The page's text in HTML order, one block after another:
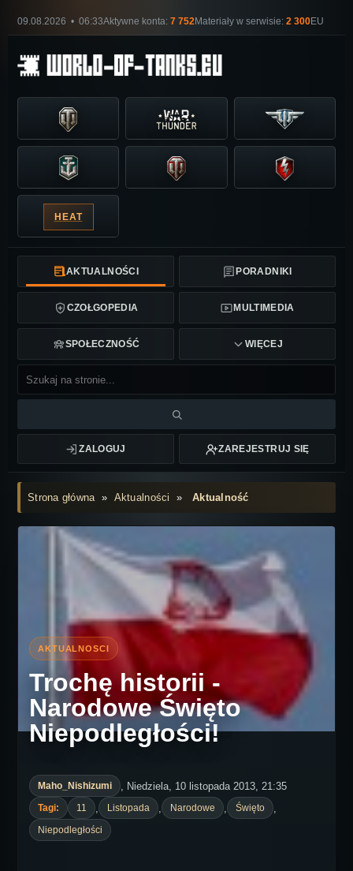
09.08.2026 • 06:33Aktywne konta: 7 752Materiały w serwisie: 2 300EU
HEAT
AKTUALNOŚCI PORADNIKI
CZOŁGOPEDIA MULTIMEDIA
SPOŁECZNOŚĆ WIĘCEJ
ZALOGUJ ZAREJESTRUJ SIĘ
Strona główna» Aktualności »Aktualność
Trochę historii -
Narodowe Święto
Niepodległości!
Maho_Nishizumi , Niedziela, 10 listopada 2013, 21:35
Tagi: 11 Listopada Narodowe Święto
Niepodległości